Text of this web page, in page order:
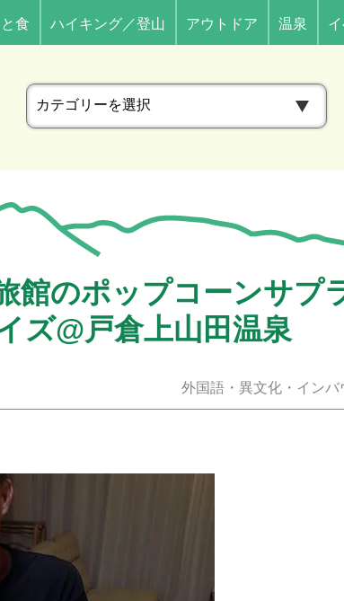
食 ハイキング／登山 アウトドア 温泉
カ
テ
リ
ー
館のポップコーンサプ
ズ@戸倉上山田温泉
外国語・異文化・インバ